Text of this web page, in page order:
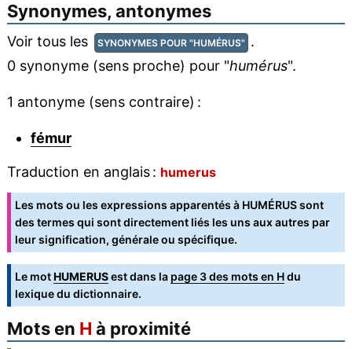
Synonymes, antonymes
Voir tous les SYNONYMES POUR "HUMÉRUS" .
0 synonyme (sens proche) pour "humérus".
1 antonyme (sens contraire) :
fémur
Traduction en anglais : humerus
Les mots ou les expressions apparentés à HUMÉRUS sont
des termes qui sont directement liés les uns aux autres par
leur signification, générale ou spécifique.
Le motHUMERUSest dans la page 3 des mots en Hdu
lexique du dictionnaire.
Mots en H à proximité